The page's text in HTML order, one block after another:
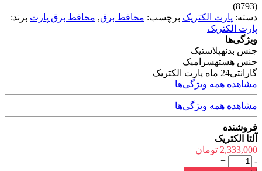
(8793)
دسته: پارت الکتریک برچسب: محافظ برق, محافظ برق پارت برند:
پارت الکتریک
ویژگی‌ها
جنس بدنهپلاستیک
جنس هستهسرامیک
گارانتی24 ماه پارت الکتریک
مشاهده همه ویژگی‌ها
مشاهده همه ویژگی‌ها
فروشنده
آلتا الکتریک
2,333,000 تومان
محافظ
-
+